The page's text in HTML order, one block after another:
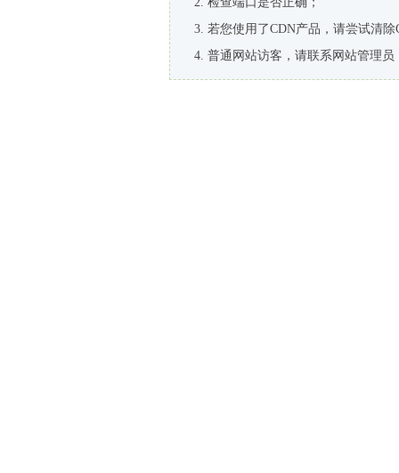
若您使用了CDN产品，请尝试清除
普通网站访客，请联系网站管理员